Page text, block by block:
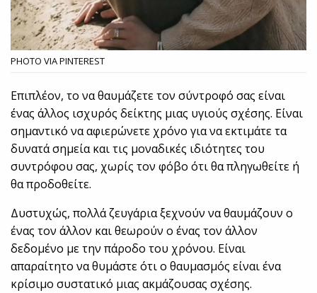
PHOTO VIA PINTEREST
Επιπλέον, το να θαυμάζετε τον σύντροφό σας είναι
ένας άλλος ισχυρός δείκτης μιας υγιούς σχέσης. Είναι
σημαντικό να αφιερώνετε χρόνο για να εκτιμάτε τα
δυνατά σημεία και τις μοναδικές ιδιότητες του
συντρόφου σας, χωρίς τον φόβο ότι θα πληγωθείτε ή
θα προδοθείτε.
Δυστυχώς, πολλά ζευγάρια ξεχνούν να θαυμάζουν ο
ένας τον άλλον και θεωρούν ο ένας τον άλλον
δεδομένο με την πάροδο του χρόνου. Είναι
απαραίτητο να θυμάστε ότι ο θαυμασμός είναι ένα
κρίσιμο συστατικό μιας ακμάζουσας σχέσης.